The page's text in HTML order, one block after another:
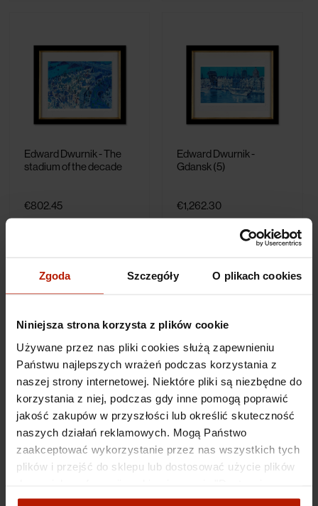
Zgoda Szczegóły O plikach cookies
Niniejsza strona korzysta z plików cookie
Używane przez nas pliki cookies służą zapewnieniu
Państwu najlepszych wrażeń podczas korzystania z
naszej strony internetowej. Niektóre pliki są niezbędne do
korzystania z niej, podczas gdy inne pomogą poprawić
jakość zakupów w przyszłości lub określić skuteczność
naszych działań reklamowych. Mogą Państwo
zaakceptować wykorzystanie przez nas wszystkich tych
plików i przejść do sklepu lub dostosować użycie plików
zgody".
Edward Dwurnik - The
stadium of the decade
€802.45
Edward Dwurnik -
Gdansk (5)
€1,262.30
Edward Dwurnik - A
young poet of the middle
generation
€802.45
Edward Dwurnik - Blue
pogo in blue Jarocin
€1,952.08